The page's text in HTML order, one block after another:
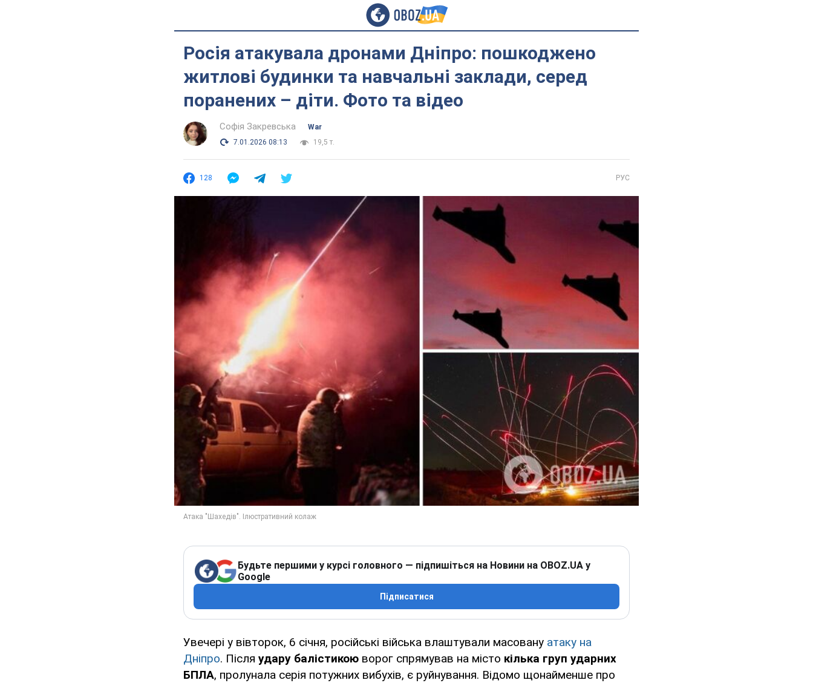
Росія атакувала дронами Дніпро: пошкоджено
житлові будинки та навчальні заклади, серед
поранених – діти. Фото та відео
Софія Закревська
War
7.01.2026 08:13
19,5 т.
128 РУС
Будьте першими у курсі головного — підпишіться на Новини на OBOZ.UA у
Google
Підписатися
Увечері у вівторок, 6 січня, російські війська влаштували масовану атаку на
Дніпро. Після удару балістикою ворог спрямував на місто кілька груп ударних
БПЛА, пролунала серія потужних вибухів, є руйнування. Відомо щонайменше про